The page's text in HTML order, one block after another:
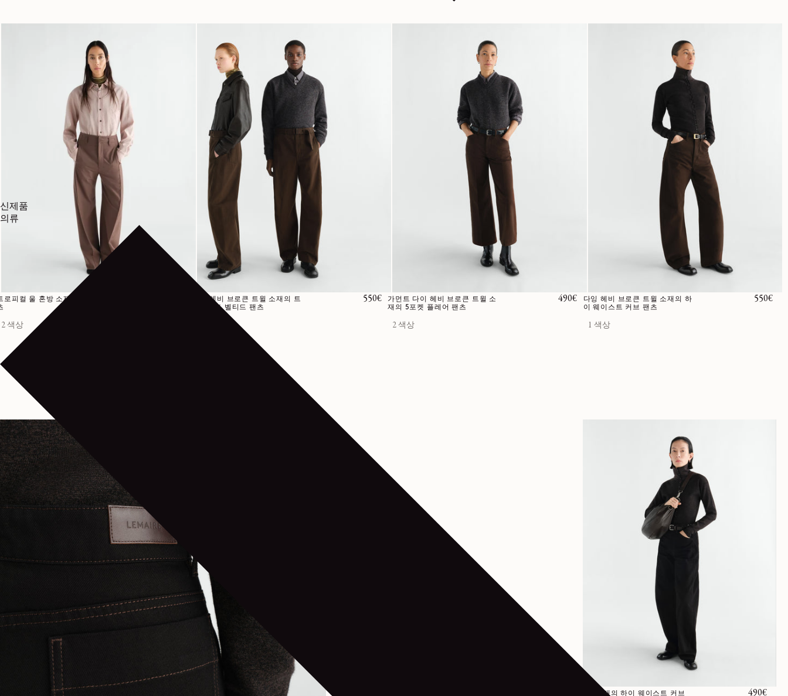
신제품
의류
로피컬 울 혼방 소재의 배기 팬
2 색상
다잉 헤비 브로큰 트윌 소재의 트
위스티드 벨티드 팬츠
정가
550€
가먼트 다이 헤비 브로큰 트윌 소
재의 5포켓 플레어 팬츠
정가
490€
2 색상
다잉 헤비 브로큰 트윌 소재의 하
이 웨이스트 커브 팬츠
정가
550€
1 색상
데님 소재의 하이 웨이스트 커브
정가
490€